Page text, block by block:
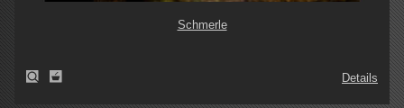
Schmerle
Details